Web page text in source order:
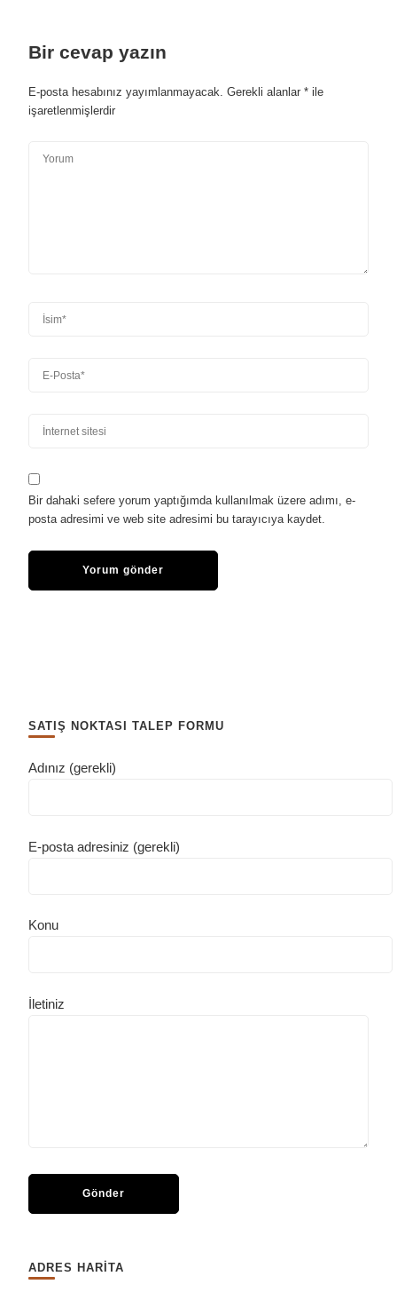
Bir cevap yazın
E-posta hesabınız yayımlanmayacak. Gerekli alanlar * ile
işaretlenmişlerdir
Bir dahaki sefere yorum yaptığımda kullanılmak üzere adımı, e-
posta adresimi ve web site adresimi bu tarayıcıya kaydet.
SATIŞ NOKTASI TALEP FORMU
Adınız (gerekli)
E-posta adresiniz (gerekli)
Konu
İletiniz
ADRES HARİTA